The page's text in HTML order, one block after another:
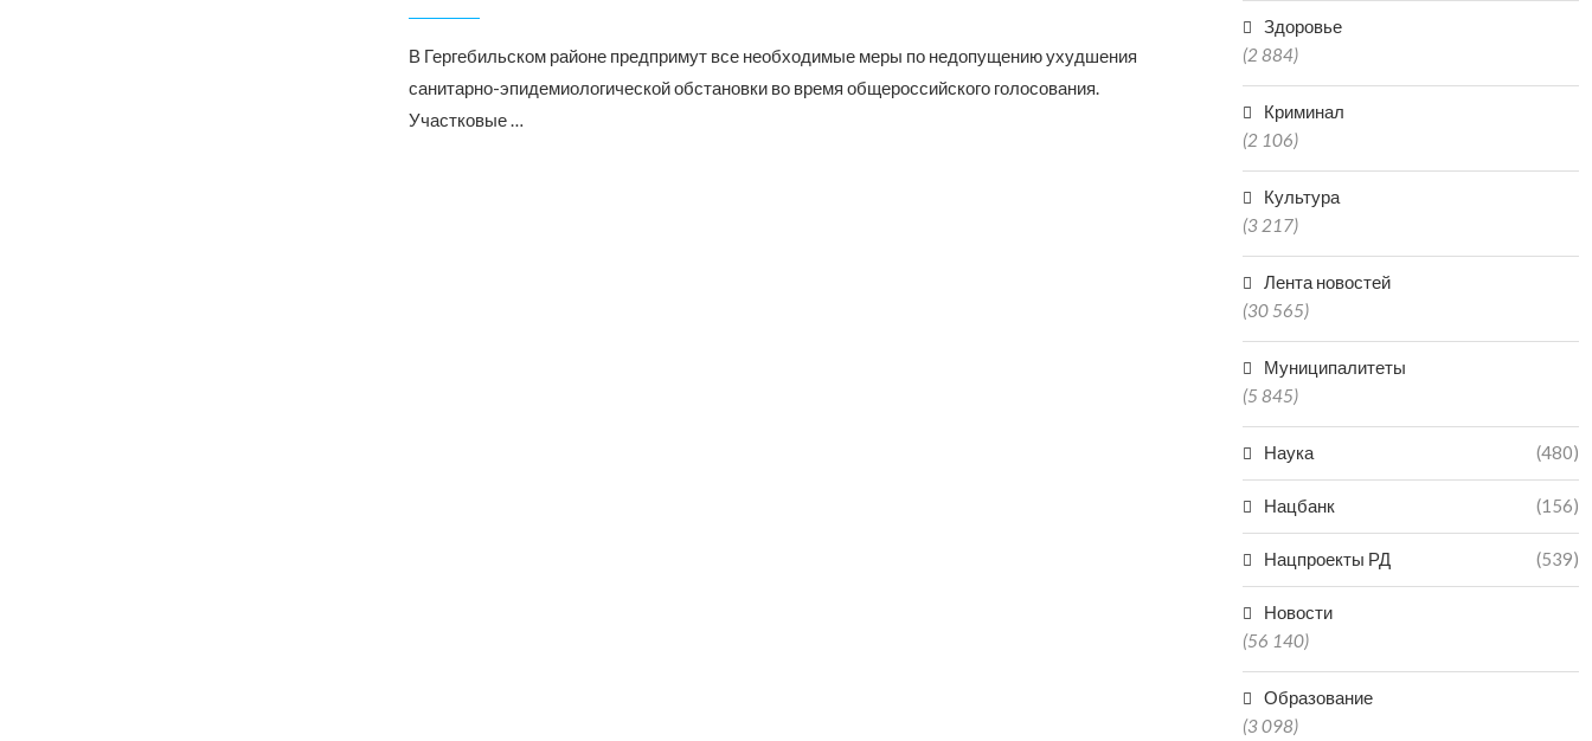
В Гергебильском районе предпримут все необходимые меры по недопущению ухудшения
санитарно-эпидемиологической обстановки во время общероссийского голосования.
Участковые …
Здоровье
(2 884)
Криминал
(2 106)
Культура
(3 217)
Лента новостей
(30 565)
Муниципалитеты
(5 845)
Наука (480)
Нацбанк (156)
Нацпроекты РД (539)
Новости
(56 140)
Образование
(3 098)